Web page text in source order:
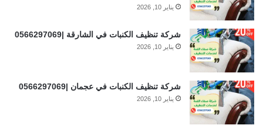
يناير 10, 2026
شركة تنظيف الكنبات في الشارقة |0566297069
يناير 10, 2026
شركة تنظيف الكنبات في عجمان |0566297069
يناير 10, 2026